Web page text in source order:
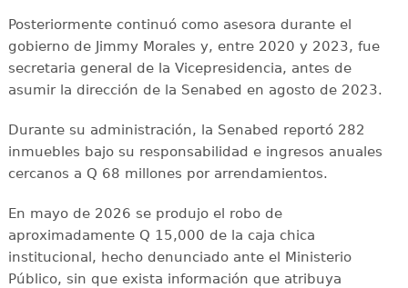
Posteriormente continuó como asesora durante el
gobierno de Jimmy Morales y, entre 2020 y 2023, fue
secretaria general de la Vicepresidencia, antes de
asumir la dirección de la Senabed en agosto de 2023.
Durante su administración, la Senabed reportó 282
inmuebles bajo su responsabilidad e ingresos anuales
cercanos a Q 68 millones por arrendamientos.
En mayo de 2026 se produjo el robo de
aproximadamente Q 15,000 de la caja chica
institucional, hecho denunciado ante el Ministerio
Público, sin que exista información que atribuya